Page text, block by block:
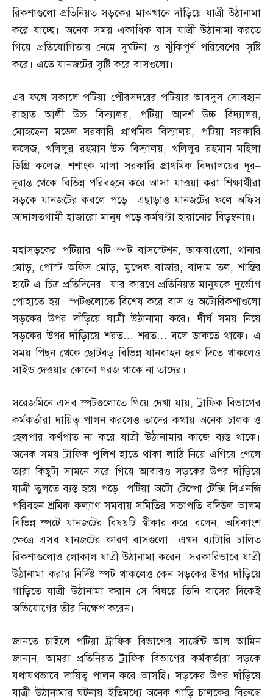
রিকশাগুলো প্রতিনিয়ত সড়কের মাঝখানে দাঁড়িয়ে যাত্রী উঠানামা
করে যাচ্ছে। অনেক সময় একাধিক বাস যাত্রী উঠানামা করতে
গিয়ে প্রতিযোগিতায় নেমে দুর্ঘটনা ও ঝুঁকিপূর্ণ পরিবেশের সৃষ্টি
করে। এতে যানজটের সৃষ্টি করে বাসগুলো।
এর ফলে সকালে পটিয়া পৌরসদরের পটিয়ার আবদুস সোবহান
রাহাত আলী উচ্চ বিদ্যালয়, পটিয়া আদর্শ উচ্চ বিদ্যালয়,
মোহছেনা মডেল সরকারি প্রাথমিক বিদ্যালয়, পটিয়া সরকারি
কলেজ,খলিলুর রহমান উচ্চ বিদ্যালয়,খলিলুর রহমান মহিলা
ডিগ্রি কলেজ,শশাংক মালা সরকারি প্রাথমিক বিদ্যালয়ের দূর–
দূরান্ত থেকে বিভিন্ন পরিবহনে করে আসা যাওয়া করা শিক্ষার্থীরা
সড়কে যানজটের কবলে পড়ে। এছাড়াও যানজটের ফলে অফিস
আদালতগামী হাজারো মানুষ পড়ে কর্মঘণ্টা হারানোর বিড়ম্বনায়।
মহাসড়কের পটিয়ার ৭টি স্পট বাসস্টেশন,ডাকবাংলো,থানার
মোড়,পোস্ট অফিস মোড়,মুন্সেফ বাজার,বাদাম তল,শান্তির
হাটে এ চিত্র প্রতিদিনের। যার কারণে প্রতিনিয়ত মানুষকে দুর্ভোগ
পোহাতে হয়। স্পটগুলোতে বিশেষ করে বাস ও অটোরিকশাগুলো
সড়কের উপর দাঁড়িয়ে যাত্রী উঠানামা করে। দীর্ঘ সময় নিয়ে
সড়কের উপর দাঁড়িায়ে শরত…শরত…বলে ডাকতে থাকে। এ
সময় পিছন থেকে ছোটবড় বিভিন্ন যানবাহন হরণ দিতে থাকলেও
সাইড দেওয়ার কোনো গরজ থাকে না তাদের।
সরেজমিনে এসব স্পটগুলোতে গিয়ে দেখা যায়,ট্রাফিক বিভাগের
কর্মকর্তারা দায়িত্ব পালন করলেও তাদের কথায় অনেক চালক ও
হেলপার কর্ণপাত না করে যাত্রী উঠানামার কাজে ব্যস্ত থাকে।
অনেক সময় ট্রাফিক পুলিশ হাতে থাকা লাঠি নিয়ে এগিয়ে গেলে
তারা কিছুটা সামনে সরে গিয়ে আবারও সড়কের উপর দাঁড়িয়ে
যাত্রী তুলতে ব্যস্ত হয়ে পড়ে। পটিয়া অটো টেম্পো টেক্সি সিএনজি
পরিবহন শ্রমিক কল্যাণ সমবায় সমিতির সভাপতি বদিউল আলম
বিভিন্ন স্পটে যানজটের বিষয়টি স্বীকার করে বলেন,অধিকাংশ
ক্ষেত্রে এসব যানজটের কারণ বাসগুলো। এখন ব্যাটারি চালিত
রিকশাগুলোও লোকাল যাত্রী উঠানামা করেন। সরকারিভাবে যাত্রী
উঠানামা করার নির্দিষ্ট স্পট থাকলেও কেন সড়কের উপর দাঁড়িয়ে
গাড়িতে যাত্রী উঠানামা করান সে বিষয়ে তিনি বাসের দিকেই
অভিযোগের তীর নিক্ষেপ করেন।
জানতে চাইলে পটিয়া ট্রাফিক বিভাগের সার্জেন্ট আল আমিন
জানান,আমরা প্রতিনিয়ত ট্রাফিক বিভাগের কর্মকর্তারা সড়কে
যথাযথভাবে দায়িত্ব পালন করে আসছি। সড়কের উপর দাঁড়িয়ে
যাত্রী উঠানামার ঘটনায় ইতিমধ্যে অনেক গাড়ি চালকের বিরুদ্ধে